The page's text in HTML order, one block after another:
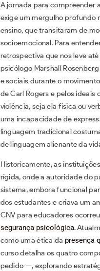
A jornada para compreender
exige um mergulho profundo
ensino, que transitaram de
socioemocional. Para
retrospectiva que nos leve
psicólogo Marshall
e sociais durante o
de Carl Rogers e pelos ideais
violência, seja ela física ou
uma incapacidade de
linguagem tradicional
de linguagem alienante da
Historicamente, as
rígida, onde a autoridade do
sistema, embora funcional
dos estudantes e criava um
CNV para educadores
segurança psicológica.
como uma ética da presença
curso detalha os quatro
pedido —, explorando